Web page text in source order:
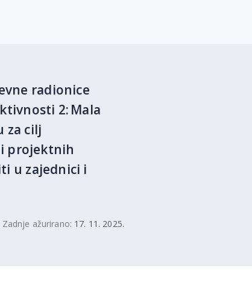
radionice
2: Mala
za cilj
projektnih
u zajednici i
ažurirano: 17. 11. 2025.